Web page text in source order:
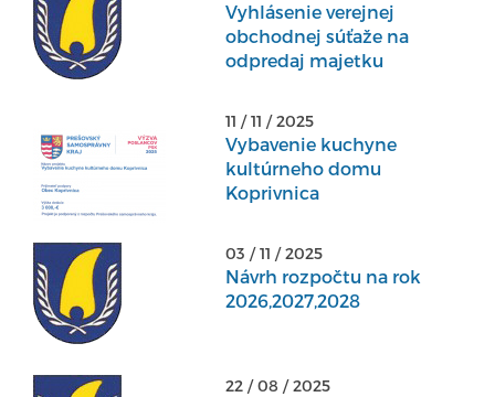
Vyhlásenie verejnej
obchodnej súťaže na
odpredaj majetku
11 / 11 / 2025
Vybavenie kuchyne
kultúrneho domu
Koprivnica
03 / 11 / 2025
Návrh rozpočtu na rok
2026,2027,2028
22 / 08 / 2025